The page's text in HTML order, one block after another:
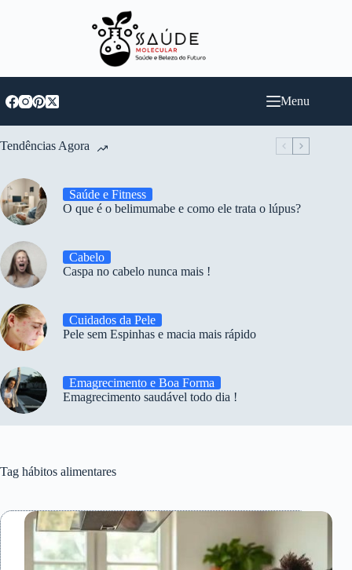
Menu
Tendências Agora
Saúde e Fitness
O que é o belimumabe e como ele trata o lúpus?
Cabelo
Caspa no cabelo nunca mais !
Cuidados da Pele
Pele sem Espinhas e macia mais rápido
Emagrecimento e Boa Forma
Emagrecimento saudável todo dia !
Tag hábitos alimentares